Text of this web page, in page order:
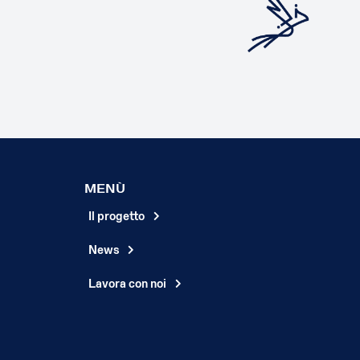
MENÙ
Il progetto
News
Lavora con noi